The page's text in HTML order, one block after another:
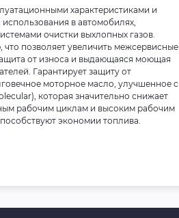
характеристиками и
в автомобилях,
очистки выхлопных газов.
позволяет увеличить межсервисные
от износа и выдающаяся моющая
Гарантирует защиту от
моторное масло, улучшенное с
которая значительно снижает
рабочим циклам и высоким рабочим
экономии топлива.